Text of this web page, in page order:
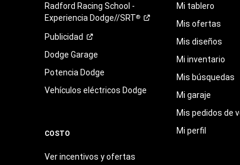
Radford Racing School -
Experiencia Dodge//SRT®
Publicidad
Dodge Garage
Potencia Dodge
Vehículos eléctricos Dodge
COSTO
Ver incentivos y ofertas
Mi tablero
Mis ofertas
Mis diseños
Mi inventario
Mis búsquedas
Mi garaje
Mis pedidos de
Mi perfil